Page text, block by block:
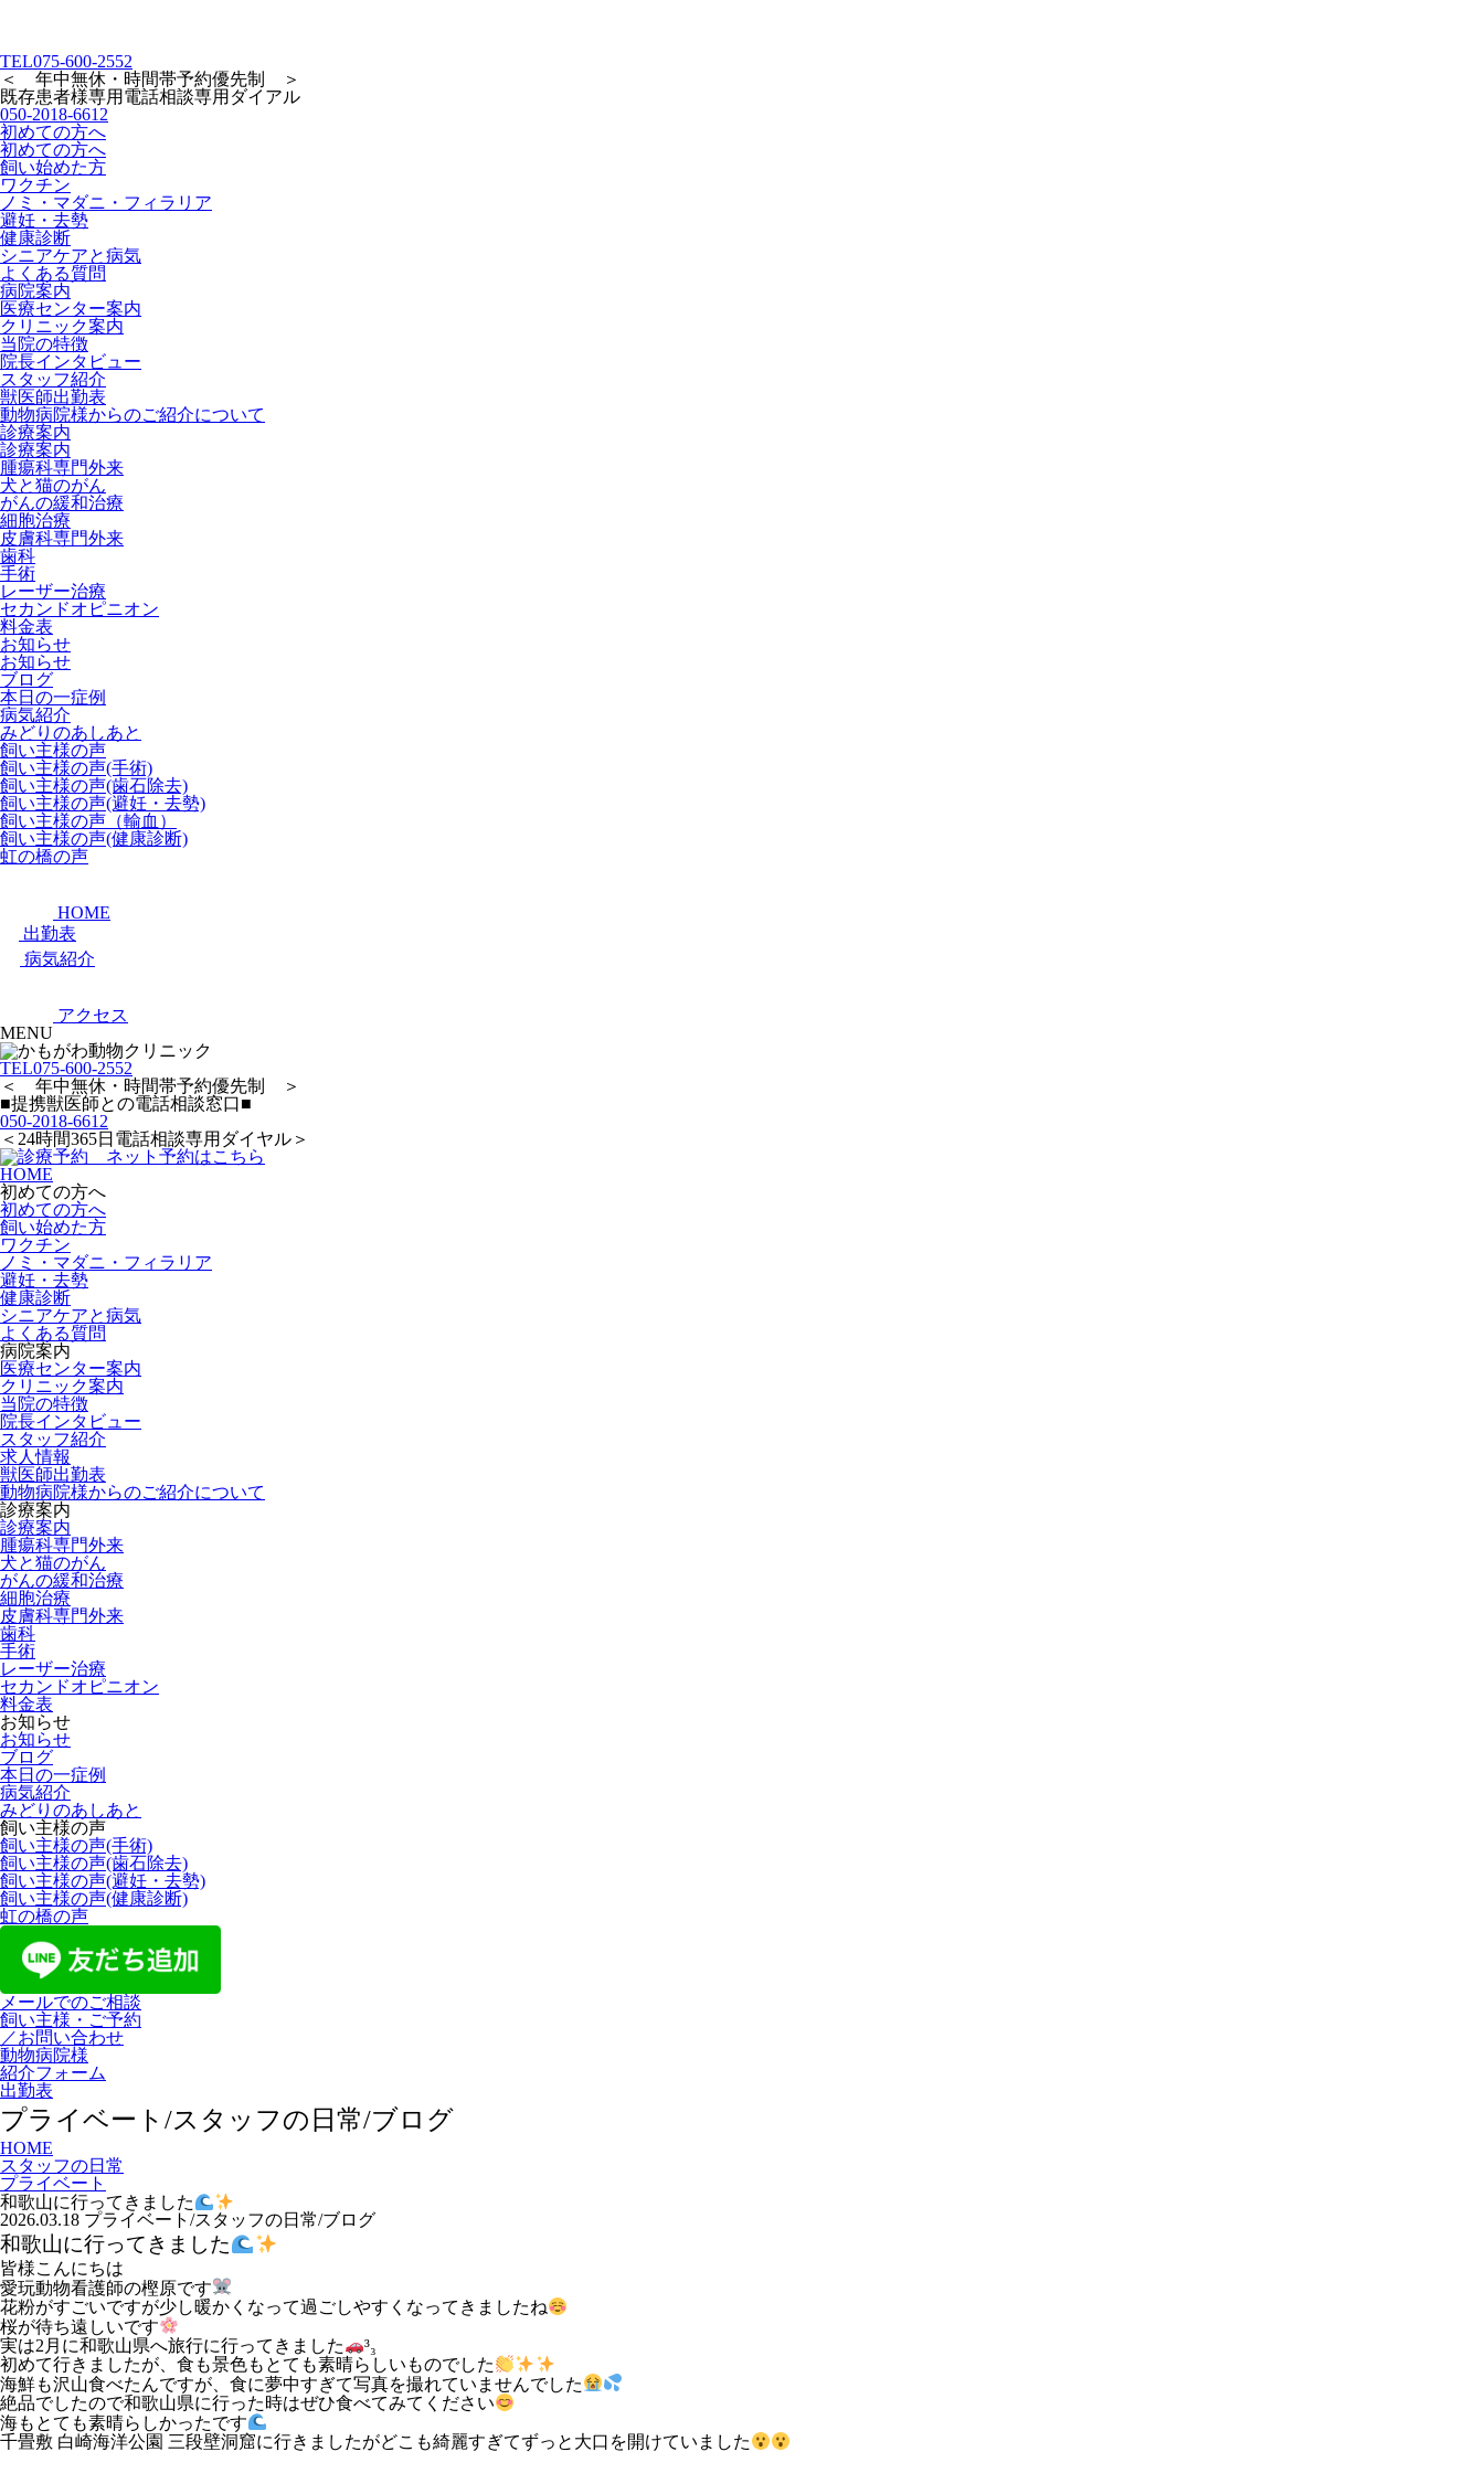
TEL075-600-2552
＜ 年中無休・時間帯予約優先制 ＞
既存患者様専用 電話相談専用ダイアル
050-2018-6612
初めての方へ
初めての方へ
飼い始めた方
ワクチン
ノミ・マダニ・フィラリア
避妊・去勢
健康診断
シニアケアと病気
よくある質問
病院案内
医療センター案内
クリニック案内
当院の特徴
院長インタビュー
スタッフ紹介
獣医師出勤表
動物病院様からのご紹介について
診療案内
診療案内
腫瘍科専門外来
犬と猫のがん
がんの緩和治療
細胞治療
皮膚科専門外来
歯科
手術
レーザー治療
セカンドオピニオン
料金表
お知らせ
お知らせ
ブログ
本日の一症例
病気紹介
みどりのあしあと
飼い主様の声
飼い主様の声(手術)
飼い主様の声(歯石除去)
飼い主様の声(避妊・去勢)
飼い主様の声（輸血）
飼い主様の声(健康診断)
虹の橋の声
HOME
出勤表
病気紹介
アクセス
MENU
TEL075-600-2552
＜ 年中無休・時間帯予約優先制 ＞
■提携獣医師との電話相談窓口■
050-2018-6612
＜24時間365日電話相談専用ダイヤル＞
HOME
初めての方へ
初めての方へ
飼い始めた方
ワクチン
ノミ・マダニ・フィラリア
避妊・去勢
健康診断
シニアケアと病気
よくある質問
病院案内
医療センター案内
クリニック案内
当院の特徴
院長インタビュー
スタッフ紹介
求人情報
獣医師出勤表
動物病院様からのご紹介について
診療案内
診療案内
腫瘍科専門外来
犬と猫のがん
がんの緩和治療
細胞治療
皮膚科専門外来
歯科
手術
レーザー治療
セカンドオピニオン
料金表
お知らせ
お知らせ
ブログ
本日の一症例
病気紹介
みどりのあしあと
飼い主様の声
飼い主様の声(手術)
飼い主様の声(歯石除去)
飼い主様の声(避妊・去勢)
飼い主様の声(健康診断)
虹の橋の声
メールでのご相談
飼い主様・ご予約
／お問い合わせ
動物病院様
紹介フォーム
出勤表
プライベート/スタッフの日常/ブログ
HOME
スタッフの日常
プライベート
和歌山に行ってきました
2026.03.18 プライベート/スタッフの日常/ブログ
和歌山に行ってきました
皆様こんにちは
愛玩動物看護師の樫原です
花粉がすごいですが少し暖かくなって過ごしやすくなってきましたね
桜が待ち遠しいです
実は2月に和歌山県へ旅行に行ってきました
³₃
初めて行きましたが、食も景色もとても素晴らしいものでした
海鮮も沢山食べたんですが、食に夢中すぎて写真を撮れていませんでした
絶品でしたので和歌山県に行った時はぜひ食べてみてください
海もとても素晴らしかったです
千畳敷 白崎海洋公園 三段壁洞窟に行きましたがどこも綺麗すぎてずっと大口を開けていました